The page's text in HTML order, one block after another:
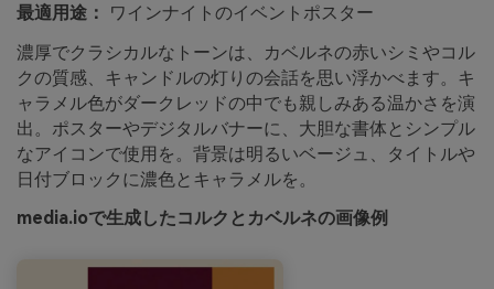
最適用途：
ワインナイトのイベントポスター
濃厚でクラシカルなトーンは、カベルネの赤いシミやコル
クの質感、キャンドルの灯りの会話を思い浮かべます。キ
ャラメル色がダークレッドの中でも親しみある温かさを演
出。ポスターやデジタルバナーに、大胆な書体とシンプル
なアイコンで使用を。背景は明るいベージュ、タイトルや
日付ブロックに濃色とキャラメルを。
media.ioで生成したコルクとカベルネの画像例